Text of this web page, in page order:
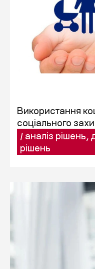
Використання
соціального
/ аналіз рішень,
рішень